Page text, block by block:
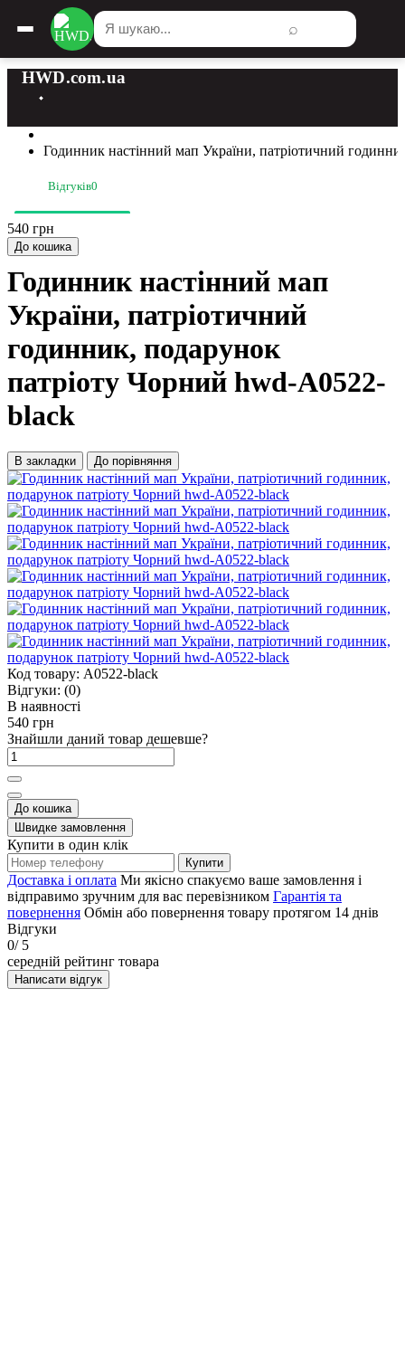
⌕
HWD.com.ua
Годинник настінний мап України, патріотичний
Відгуків0
540 грн
До кошика
Годинник настінний мап
України, патріотичний
годинник, подарунок
патріоту Чорний hwd-A0522-
black
В закладки До порівняння
Код товару: A0522-black
Відгуки: (0)
В наявності
540 грн
Знайшли даний товар дешевше?
До кошика
Швидке замовлення
Купити в один клік
Купити
Доставка і оплата Ми якісно спакуємо ваше замовлення і
відправимо зручним для вас перевізником Гарантія та
повернення Обмін або повернення товару протягом 14 днів
Відгуки
0/ 5
середній рейтинг товара
Написати відгук